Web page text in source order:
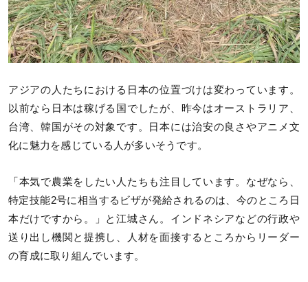
アジアの人たちにおける日本の位置づけは変わっています。
以前なら日本は稼げる国でしたが、昨今はオーストラリア、
台湾、韓国がその対象です。日本には治安の良さやアニメ文
化に魅力を感じている人が多いそうです。
「本気で農業をしたい人たちも注目しています。なぜなら、
特定技能2号に相当するビザが発給されるのは、今のところ日
本だけですから。」と江城さん。インドネシアなどの行政や
送り出し機関と提携し、人材を面接するところからリーダー
の育成に取り組んでいます。